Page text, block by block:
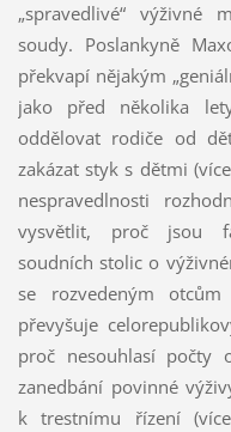
„spravedlivé“ výživné
soudy. Poslankyně
překvapí nějakým
jako před několika
oddělovat rodiče od
zakázat styk s dětmi
nespravedlnosti
vysvětlit, proč jsou
soudních stolic o
se rozvedeným
převyšuje
proč nesouhlasí počty
zanedbání povinné
k trestnímu řízení